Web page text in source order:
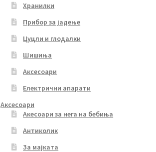
Хранилки
Прибор за јадење
Цуцли и глодалки
Шишиња
Аксесоари
Електрични апарати
Аксесоари
Акесоари за нега на бебиња
Антиколик
За мајката